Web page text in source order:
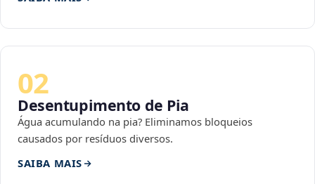
02
Desentupimento de Pia
Água acumulando na pia? Eliminamos bloqueios
causados por resíduos diversos.
SAIBA MAIS